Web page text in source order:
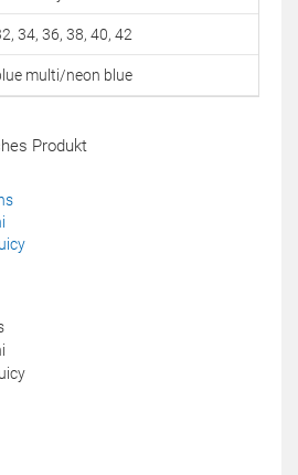
34, 36, 38, 40, 42
multi/neon blue
Produkt